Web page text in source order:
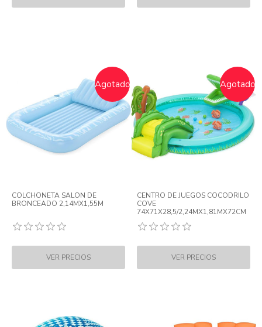
Agotado
COLCHONETA SALON DE
BRONCEADO 2,14MX1,55M
Agotado
CENTRO DE JUEGOS COCODRILO
COVE
74X71X28,5/2,24MX1,81MX72CM